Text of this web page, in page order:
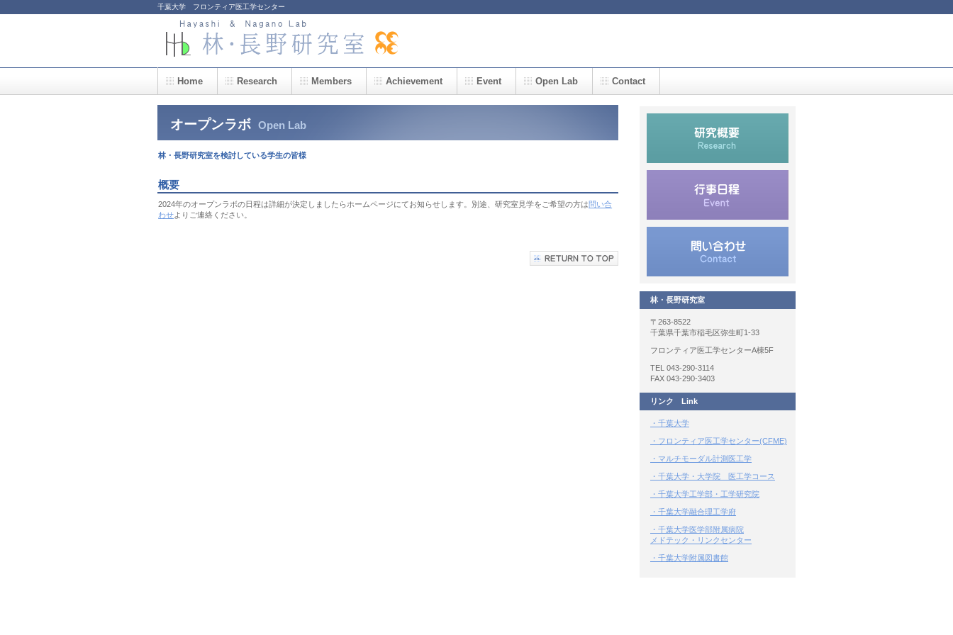
千葉大学 フロンティア医工学センター
オープンラボ Open Lab
林・長野研究室を検討している学生の皆様
概要
2024年のオープンラボの日程は詳細が決定しましたらホームページにてお知らせします。別途、研究室見学をご希望の方は問い合
わせよりご連絡ください。
Home Research Members Achievement Event Open Lab Contact
林・長野研究室
〒263-8522
千葉県千葉市稲毛区弥生町1-33
フロンティア医工学センターA棟5F
TEL 043-290-3114
FAX 043-290-3403
リンク Link
・千葉大学
・フロンティア医工学センター(CFME)
・マルチモーダル計測医工学
・千葉大学・大学院 医工学コース
・千葉大学工学部・工学研究院
・千葉大学融合理工学府
・千葉大学医学部附属病院
メドテック・リンクセンター
・千葉大学附属図書館